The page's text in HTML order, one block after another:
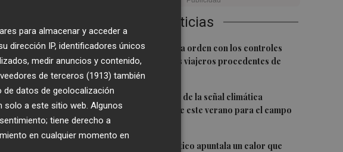
Últimas Noticias
1 El BOE publica la orden con los controles
fronterizos a los viajeros procedentes de
Italia
2
La FAO advierte de la señal climática
"excepcional" de este verano para el campo
El cambio climático apuntala un calor que
hechas en
la importancia
en la Comunitat
valenciano para
la
para almacenar y acceder a
dirección IP, identificadores únicos
medir anuncios y contenido,
de terceros (1913) también
datos de geolocalización
solo a este sitio web. Algunos
tiene derecho a
en cualquier momento en